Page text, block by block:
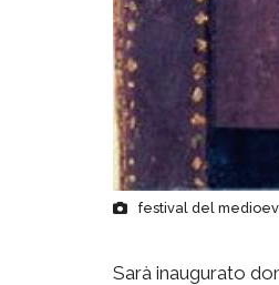
festival del
Sarà inaugurato